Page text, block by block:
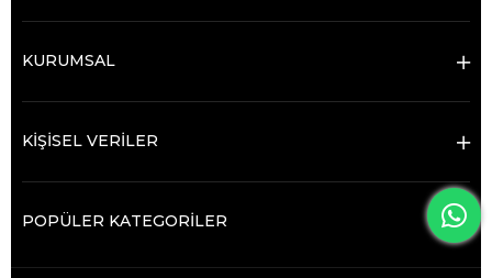
KURUMSAL
KİŞİSEL VERİLER
POPÜLER KATEGORİLER